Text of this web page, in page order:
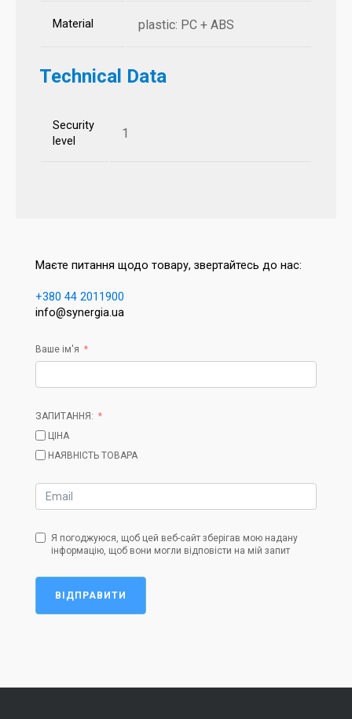
Material plastic: PC + ABS
Technical Data
Security
level
1
Маєте питання щодо товару, звертайтесь до нас:
+380 44 2011900
info@synergia.ua
Ваше ім'я
ЗАПИТАННЯ:
ЦІНА
НАЯВНІСТЬ ТОВАРА
Я погоджуюся, щоб цей веб-сайт зберігав мою надану
інформацію, щоб вони могли відповісти на мій запит
ВІДПРАВИТИ